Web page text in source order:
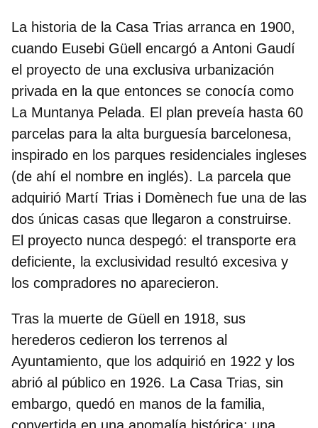
La historia de la Casa Trias arranca en 1900,
cuando Eusebi Güell encargó a Antoni Gaudí
el proyecto de una exclusiva urbanización
privada en la que entonces se conocía como
La Muntanya Pelada. El plan preveía hasta 60
parcelas para la alta burguesía barcelonesa,
inspirado en los parques residenciales ingleses
(de ahí el nombre en inglés). La parcela que
adquirió Martí Trias i Domènech fue una de las
dos únicas casas que llegaron a construirse.
El proyecto nunca despegó: el transporte era
deficiente, la exclusividad resultó excesiva y
los compradores no aparecieron.
Tras la muerte de Güell en 1918, sus
herederos cedieron los terrenos al
Ayuntamiento, que los adquirió en 1922 y los
abrió al público en 1926. La Casa Trias, sin
embargo, quedó en manos de la familia,